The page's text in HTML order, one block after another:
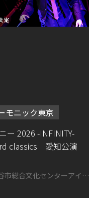
モニック東京
ー 2026 -INFINITY-
classics 愛知公演
市総合文化センターアイリ